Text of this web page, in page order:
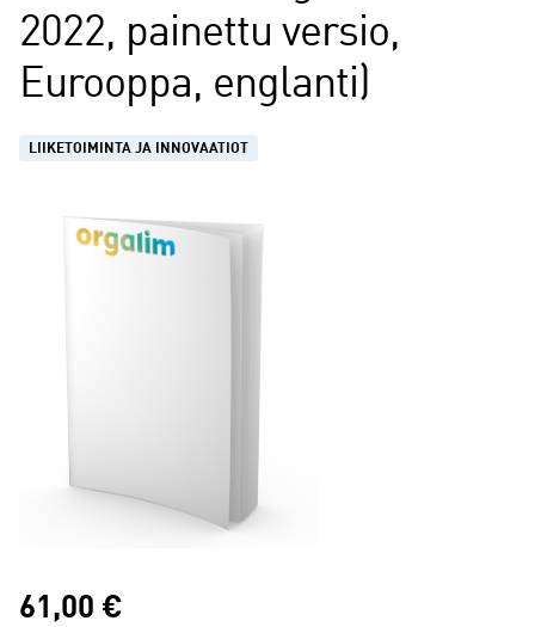
2022, painettu versio,
Eurooppa, englanti)
LIIKETOIMINTA JA INNOVAATIOT
61,00 €